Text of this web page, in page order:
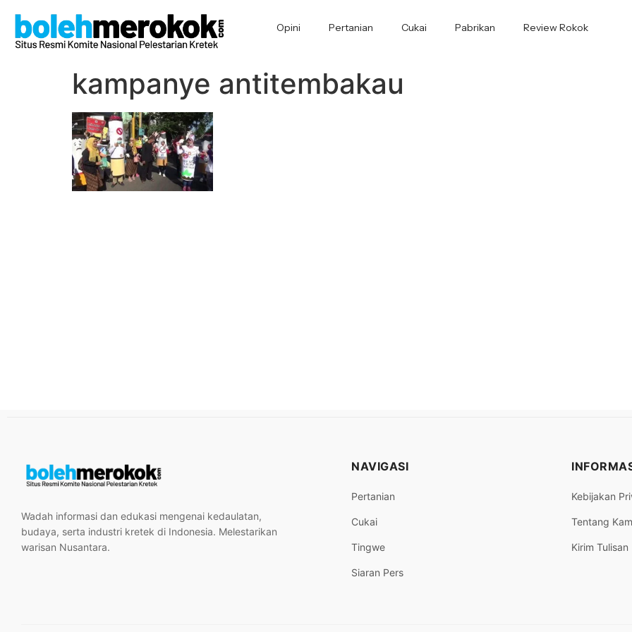
Opini Pertanian Cukai Pabrikan Review Rokok
kampanye antitembakau
Wadah informasi dan edukasi mengenai kedaulatan,
budaya, serta industri kretek di Indonesia. Melestarikan
warisan Nusantara.
NAVIGASI
Pertanian
Cukai
Tingwe
Siaran Pers
Kebijakan
Tentang
Kirim Tulisan